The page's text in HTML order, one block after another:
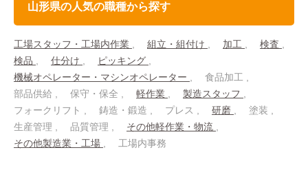
山形県の人気の職種から探す
工場スタッフ・工場内作業 組立・組付け 加工
検査
検品
仕分け
ピッキング
機械オペレーター・マシンオペレーター
食品加工
部品供給
保守・保全 軽作業
製造スタッフ
フォークリフト
鋳造・鍛造 プレス 研磨
塗装
生産管理
品質管理
その他軽作業・物流
その他製造業・工場
工場内事務